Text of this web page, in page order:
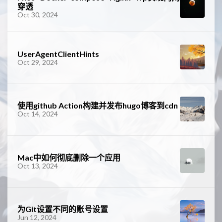
穿透
Oct 30, 2024
UserAgentClientHints
Oct 29, 2024
使用github Action构建并发布hugo博客到cdn
Oct 14, 2024
Mac中如何彻底删除一个应用
Oct 13, 2024
为Git设置不同的账号设置
Jun 12, 2024